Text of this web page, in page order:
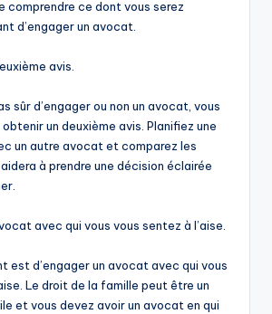
comprendre ce dont vous serez
d’engager un avocat.
avis.
sûr d’engager ou non un avocat, vous
un deuxième avis. Planifiez une
un autre avocat et comparez les
à prendre une décision éclairée
avec qui vous vous sentez à l’aise.
est d’engager un avocat avec qui vous
Le droit de la famille peut être un
et vous devez avoir un avocat en qui